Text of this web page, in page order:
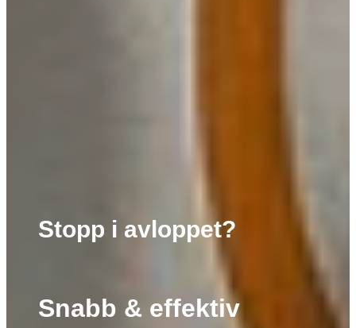
Stopp i avloppet?
Snabb & effektiv